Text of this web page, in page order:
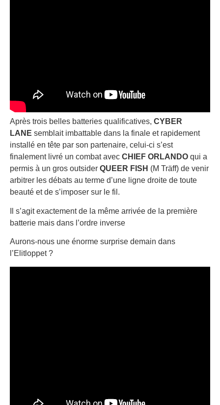
Après trois belles batteries qualificatives, CYBER
LANE semblait imbattable dans la finale et rapidement
installé en tête par son partenaire, celui-ci s’est
finalement livré un combat avec CHIEF ORLANDO qui a
permis à un gros outsider QUEER FISH (M Träff) de venir
arbitrer les débats au terme d’une ligne droite de toute
beauté et de s’imposer sur le fil.
Il s’agit exactement de la même arrivée de la première
batterie mais dans l’ordre inverse
Aurons-nous une énorme surprise demain dans
l’Elitloppet ?